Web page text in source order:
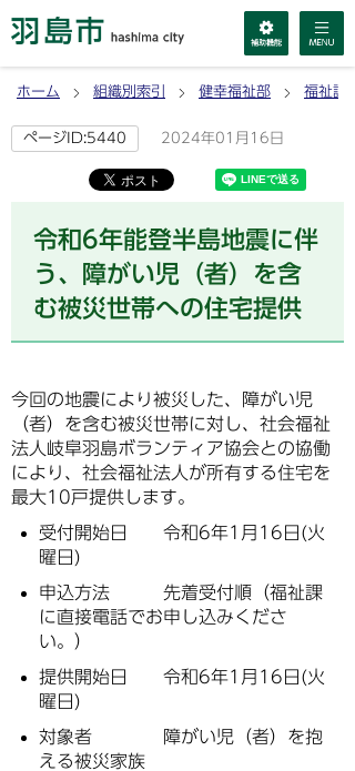
ホーム 組織別索引 健幸福祉部 福祉課
ページID:5440 2024年01月16日
令和6年能登半島地震に伴
う、障がい児（者）を含
む被災世帯への住宅提供
今回の地震により被災した、障がい児
（者）を含む被災世帯に対し、社会福祉
法人岐阜羽島ボランティア協会との協働
により、社会福祉法人が所有する住宅を
最大10戸提供します。
受付開始日 令和6年1月16日(火
曜日)
申込方法 先着受付順（福祉課
に直接電話でお申し込みくださ
い。）
提供開始日 令和6年1月16日(火
曜日)
対象者 障がい児（者）を抱
える被災家族